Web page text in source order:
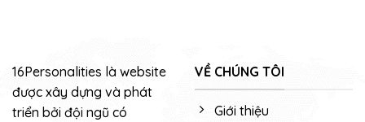
16Personalities là website
được xây dựng và phát
triển bởi đội ngũ có
VỀ CHÚNG TÔI
Giới thiệu